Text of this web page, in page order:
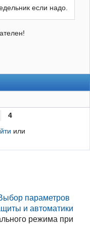
если надо.
4
или
параметров
и автоматики
режима при